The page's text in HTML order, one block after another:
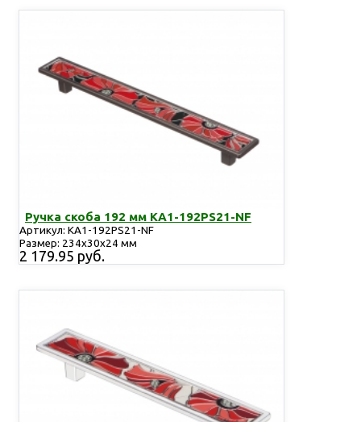
Ручка скоба 192 мм KA1-192PS21-NF
Артикул: KA1-192PS21-NF
Размер: 234х30х24 мм
2 179.95 руб.